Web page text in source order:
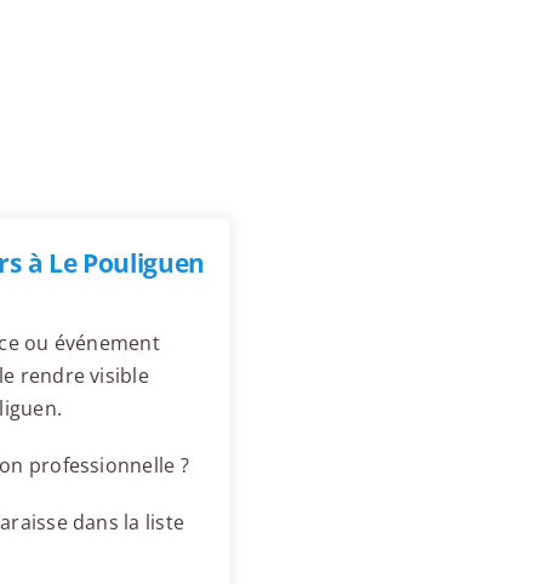
à Le Pouliguen
ou événement
rendre visible
professionnelle ?
dans la liste